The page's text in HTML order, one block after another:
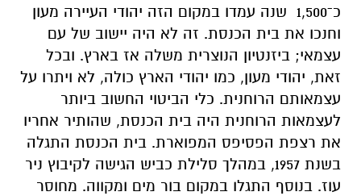
כ־1,500 שנה עמדו במקום הזה יהודי העיירה מעון
וחנכו את בית הכנסת. זה לא היה יישוב של עם
עצמאי; ביזנטיון הנוצרית משלה אז בארץ. ובכל
זאת, יהודי מעון, כמו יהודי הארץ כולה, לא ויתרו על
עצמאותם הרוחנית. כלי הביטוי החשוב ביותר
לעצמאות הרוחנית היה בית הכנסת, שהותיר אחריו
את רצפת הפסיפס המפוארת. בית הכנסת התגלה
בשנת 1957, במהלך סלילת כביש הגישה לקיבוץ ניר
עוז. בנוסף התגלו במקום בור מים ומקווה. מחוסר